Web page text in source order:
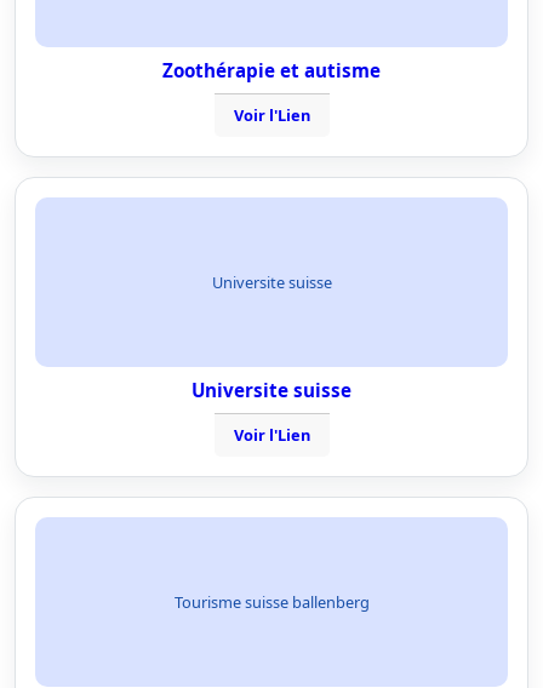
Zoothérapie et autisme
Voir l'Lien
Universite suisse
Universite suisse
Voir l'Lien
Tourisme suisse ballenberg